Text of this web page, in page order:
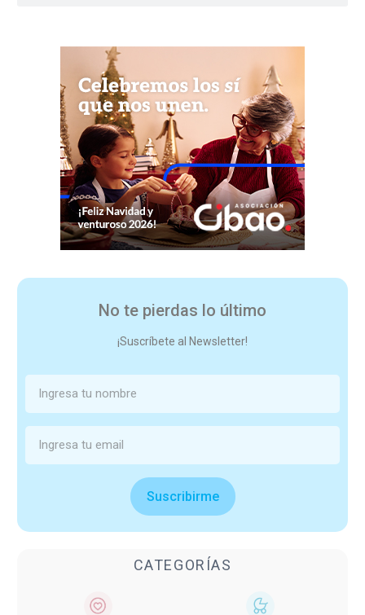
No te pierdas lo último
¡Suscríbete al Newsletter!
Suscribirme
CATEGORÍAS